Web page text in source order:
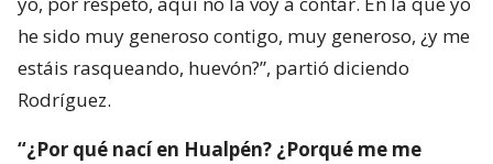
he sido muy generoso contigo, muy generoso, ¿y me
estáis rasqueando, huevón?”, partió diciendo
Rodríguez.
“¿Por qué nací en Hualpén? ¿Porqué me me